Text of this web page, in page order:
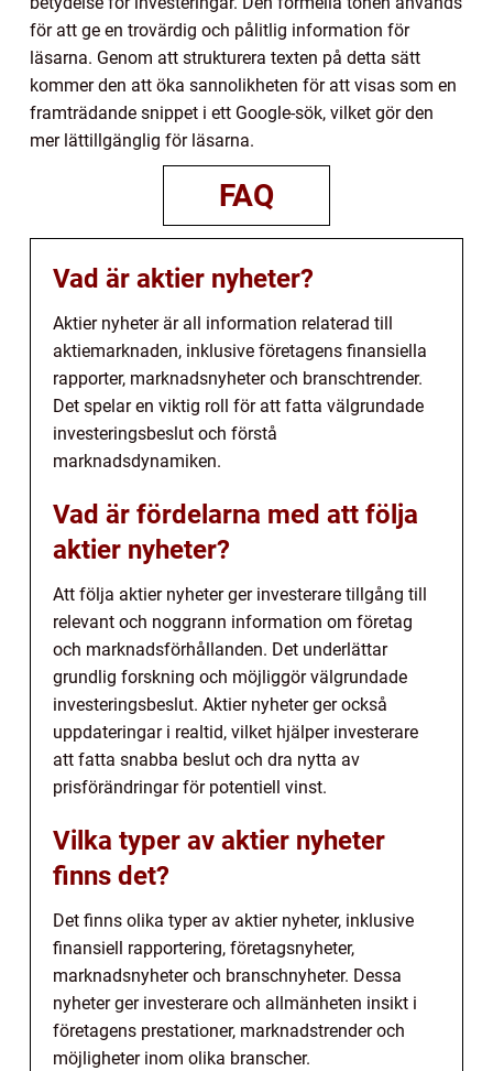
för att ge en trovärdig och pålitlig information för
läsarna. Genom att strukturera texten på detta sätt
kommer den att öka sannolikheten för att visas som en
framträdande snippet i ett Google-sök, vilket gör den
mer lättillgänglig för läsarna.
FAQ
Vad är aktier nyheter?
Aktier nyheter är all information relaterad till
aktiemarknaden, inklusive företagens finansiella
rapporter, marknadsnyheter och branschtrender.
Det spelar en viktig roll för att fatta välgrundade
investeringsbeslut och förstå
marknadsdynamiken.
Vad är fördelarna med att följa
aktier nyheter?
Att följa aktier nyheter ger investerare tillgång till
relevant och noggrann information om företag
och marknadsförhållanden. Det underlättar
grundlig forskning och möjliggör välgrundade
investeringsbeslut. Aktier nyheter ger också
uppdateringar i realtid, vilket hjälper investerare
att fatta snabba beslut och dra nytta av
prisförändringar för potentiell vinst.
Vilka typer av aktier nyheter
finns det?
Det finns olika typer av aktier nyheter, inklusive
finansiell rapportering, företagsnyheter,
marknadsnyheter och branschnyheter. Dessa
nyheter ger investerare och allmänheten insikt i
företagens prestationer, marknadstrender och
möjligheter inom olika branscher.